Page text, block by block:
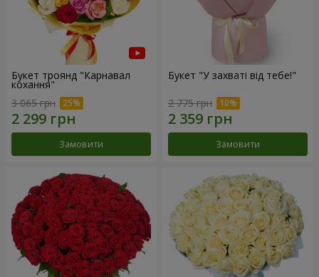
Букет троянд "Карнавал
кохання"
3 065 грн
Замовити
Букет "У захваті від тебе!"
2 775 грн
Замовити